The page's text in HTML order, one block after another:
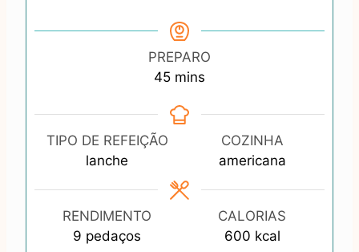
PREPARO
45m
n
s
mins
TIPO DE REFEIÇÃO
lanche
COZINHA
americana
RENDIMENTO
9 pedaços
CALORIAS
600 kcal